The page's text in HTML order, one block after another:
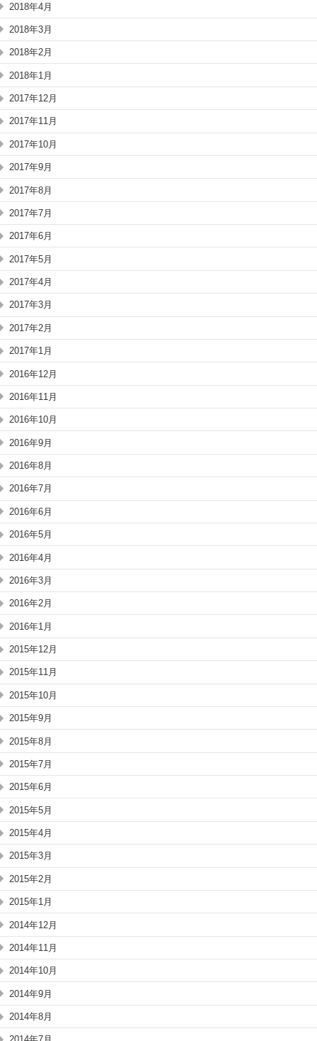
2018年4月
2018年3月
2018年2月
2018年1月
2017年12月
2017年11月
2017年10月
2017年9月
2017年8月
2017年7月
2017年6月
2017年5月
2017年4月
2017年3月
2017年2月
2017年1月
2016年12月
2016年11月
2016年10月
2016年9月
2016年8月
2016年7月
2016年6月
2016年5月
2016年4月
2016年3月
2016年2月
2016年1月
2015年12月
2015年11月
2015年10月
2015年9月
2015年8月
2015年7月
2015年6月
2015年5月
2015年4月
2015年3月
2015年2月
2015年1月
2014年12月
2014年11月
2014年10月
2014年9月
2014年8月